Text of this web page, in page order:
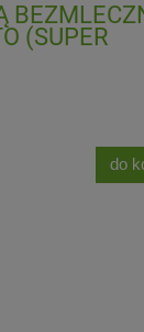
(SUPER
do